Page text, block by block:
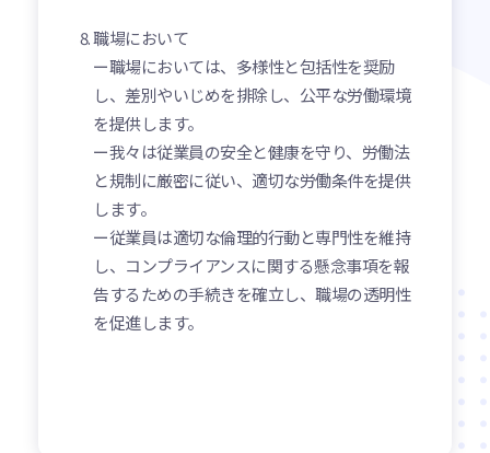
職場において
ー職場においては、多様性と包括性を奨励
し、差別やいじめを排除し、公平な労働環境
を提供します。
ー我々は従業員の安全と健康を守り、労働法
と規制に厳密に従い、適切な労働条件を提供
します。
ー従業員は適切な倫理的行動と専門性を維持
し、コンプライアンスに関する懸念事項を報
告するための手続きを確立し、職場の透明性
を促進します。